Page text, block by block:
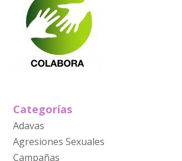
Categorías
Adavas
Agresiones Sexuales
Campañas